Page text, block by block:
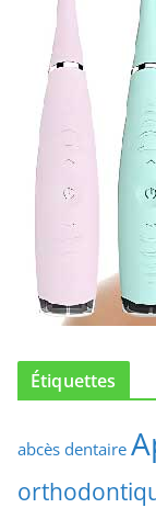
Étiquettes
abcès dentaire